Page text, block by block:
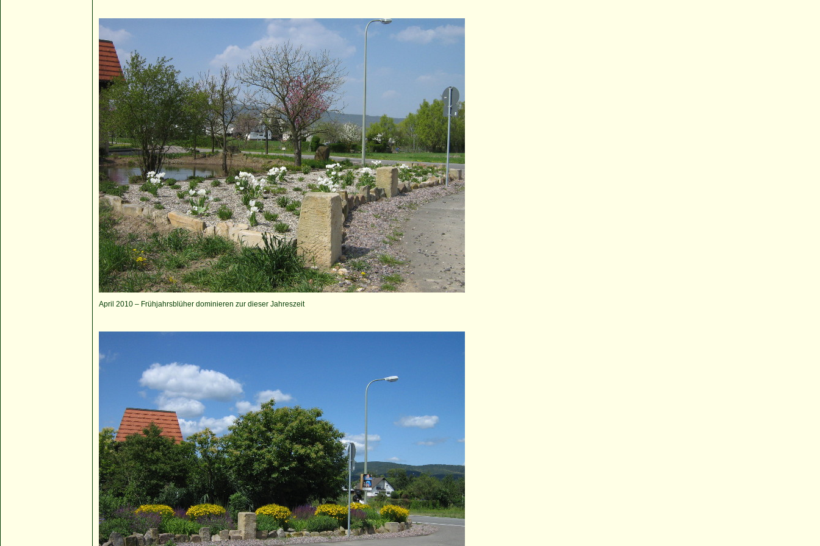
April 2010 – Frühjahrsblüher dominieren zur dieser Jahreszeit